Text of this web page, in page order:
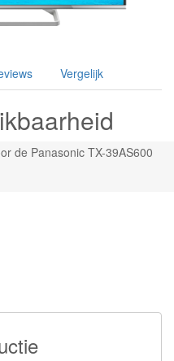
Vergelijk
de Panasonic TX-39AS600